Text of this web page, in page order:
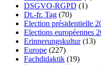
DSGVO-RGPD (1)
Dt.-fr. Tag (70)
Election présidentielle
Elections européennes
Erinnerungskultur(13)
Europe (227)
Fachdidaktik (19)